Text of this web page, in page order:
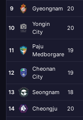
9 Gyeongnam 20
10
Yongin
City
20
11
Paju
Medborgare
19
12
Cheonan
City
19
13 Seongnam 18
14 Cheongju 20